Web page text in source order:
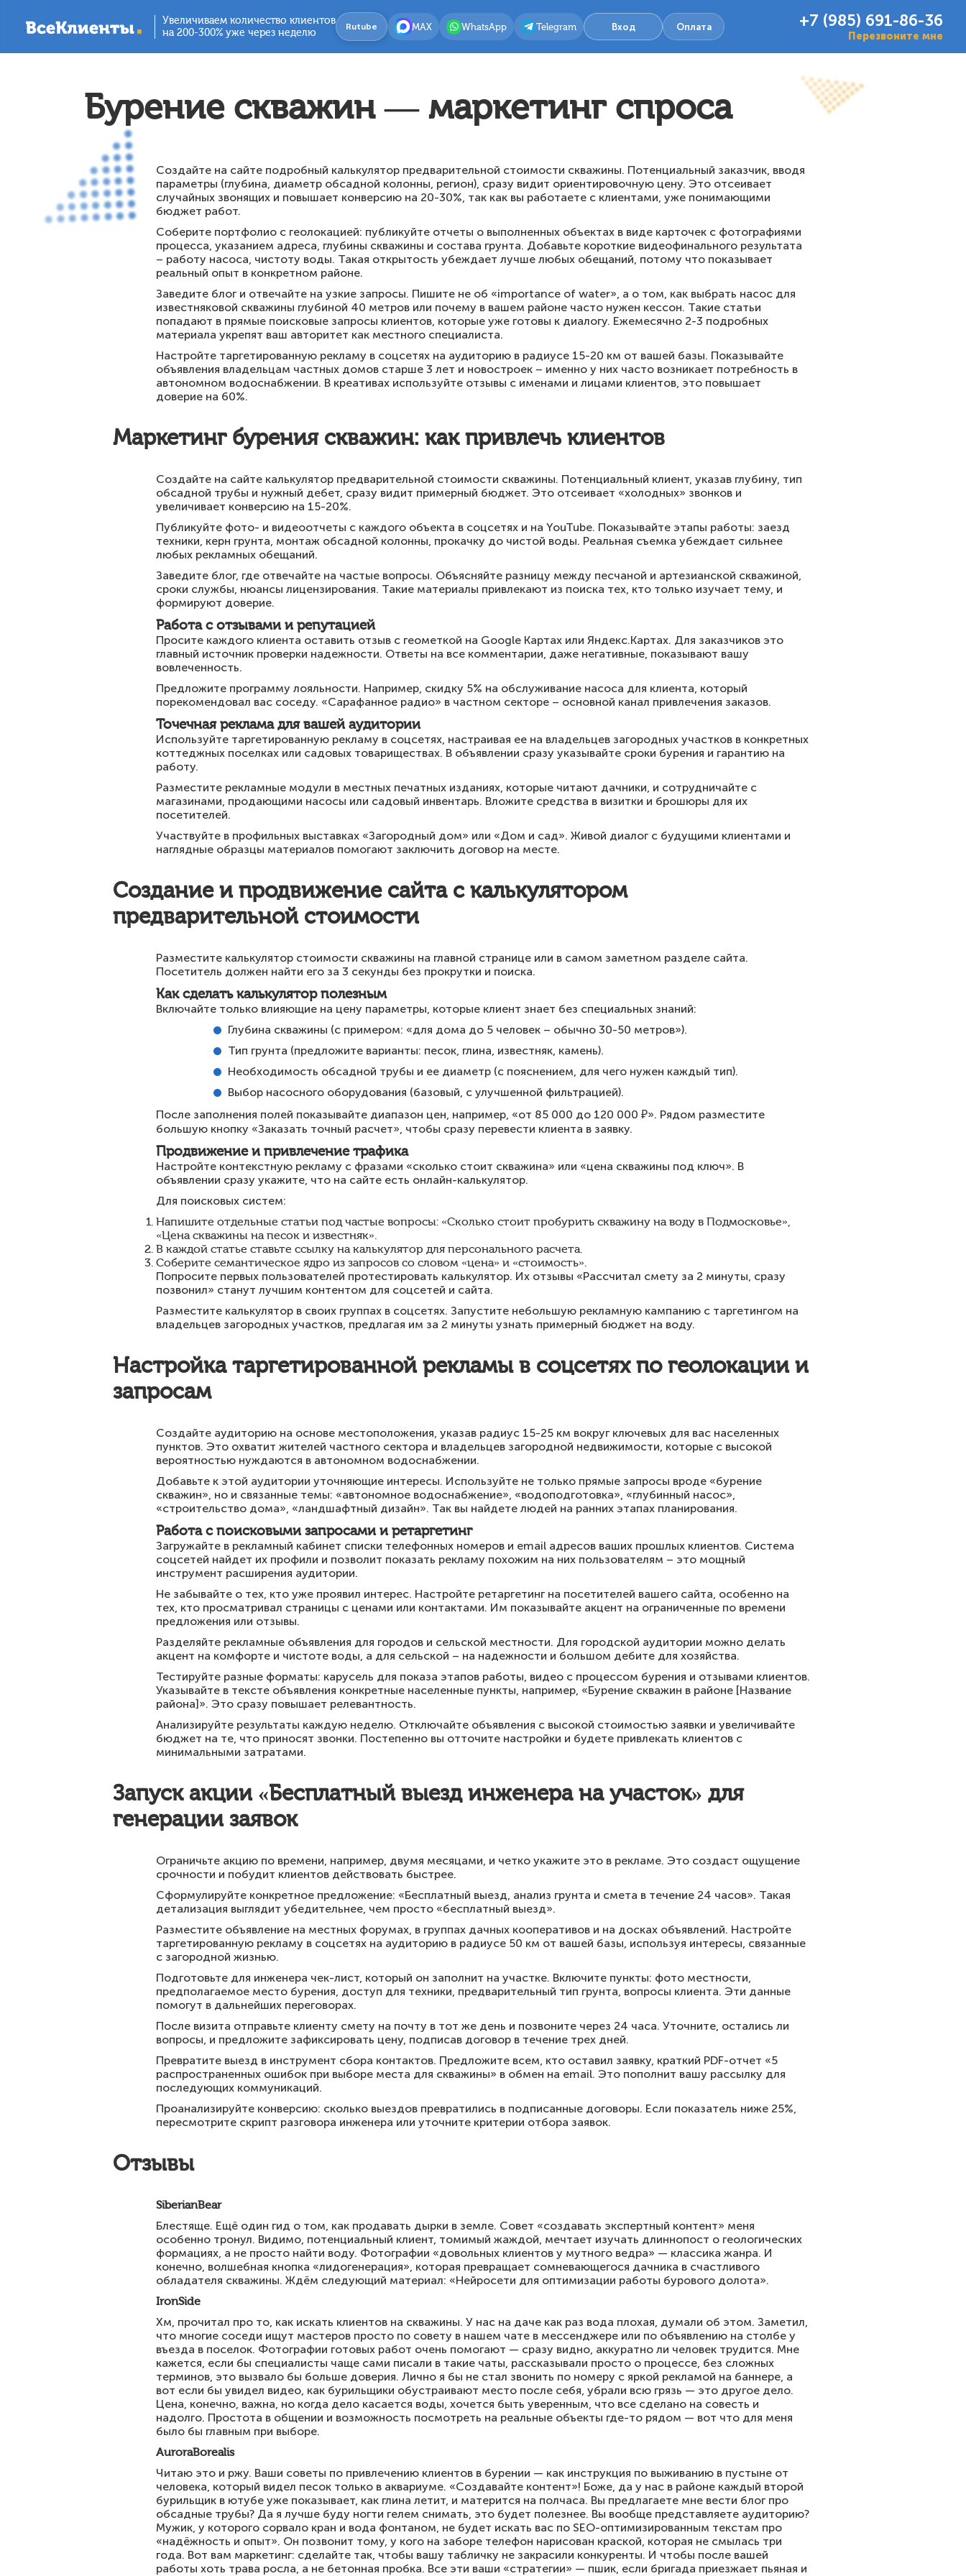
Увеличиваем количество клиентов
на 200-300% уже через неделю
+7 (985) 691-86-36
Перезвоните мне
Rutube MAX WhatsApp Telegram Вход Оплата
Бурение скважин — маркетинг спроса
Создайте на сайте подробный калькулятор предварительной стоимости скважины. Потенциальный заказчик, вводя
параметры (глубина, диаметр обсадной колонны, регион), сразу видит ориентировочную цену. Это отсеивает
случайных звонящих и повышает конверсию на 20-30%, так как вы работаете с клиентами, уже понимающими
бюджет работ.
Соберите портфолио с геолокацией: публикуйте отчеты о выполненных объектах в виде карточек с фотографиями
процесса, указанием адреса, глубины скважины и состава грунта. Добавьте короткие видеофинального результата
– работу насоса, чистоту воды. Такая открытость убеждает лучше любых обещаний, потому что показывает
реальный опыт в конкретном районе.
Заведите блог и отвечайте на узкие запросы. Пишите не об «importance of water», а о том, как выбрать насос для
известняковой скважины глубиной 40 метров или почему в вашем районе часто нужен кессон. Такие статьи
попадают в прямые поисковые запросы клиентов, которые уже готовы к диалогу. Ежемесячно 2-3 подробных
материала укрепят ваш авторитет как местного специалиста.
Настройте таргетированную рекламу в соцсетях на аудиторию в радиусе 15-20 км от вашей базы. Показывайте
объявления владельцам частных домов старше 3 лет и новостроек – именно у них часто возникает потребность в
автономном водоснабжении. В креативах используйте отзывы с именами и лицами клиентов, это повышает
доверие на 60%.
Маркетинг бурения скважин: как привлечь клиентов
Создайте на сайте калькулятор предварительной стоимости скважины. Потенциальный клиент, указав глубину, тип
обсадной трубы и нужный дебет, сразу видит примерный бюджет. Это отсеивает «холодных» звонков и
увеличивает конверсию на 15-20%.
Публикуйте фото- и видеоотчеты с каждого объекта в соцсетях и на YouTube. Показывайте этапы работы: заезд
техники, керн грунта, монтаж обсадной колонны, прокачку до чистой воды. Реальная съемка убеждает сильнее
любых рекламных обещаний.
Заведите блог, где отвечайте на частые вопросы. Объясняйте разницу между песчаной и артезианской скважиной,
сроки службы, нюансы лицензирования. Такие материалы привлекают из поиска тех, кто только изучает тему, и
формируют доверие.
Работа с отзывами и репутацией
Просите каждого клиента оставить отзыв с геометкой на Google Картах или Яндекс.Картах. Для заказчиков это
главный источник проверки надежности. Ответы на все комментарии, даже негативные, показывают вашу
вовлеченность.
Предложите программу лояльности. Например, скидку 5% на обслуживание насоса для клиента, который
порекомендовал вас соседу. «Сарафанное радио» в частном секторе – основной канал привлечения заказов.
Точечная реклама для вашей аудитории
Используйте таргетированную рекламу в соцсетях, настраивая ее на владельцев загородных участков в конкретных
коттеджных поселках или садовых товариществах. В объявлении сразу указывайте сроки бурения и гарантию на
работу.
Разместите рекламные модули в местных печатных изданиях, которые читают дачники, и сотрудничайте с
магазинами, продающими насосы или садовый инвентарь. Вложите средства в визитки и брошюры для их
посетителей.
Участвуйте в профильных выставках «Загородный дом» или «Дом и сад». Живой диалог с будущими клиентами и
наглядные образцы материалов помогают заключить договор на месте.
Создание и продвижение сайта с калькулятором
предварительной стоимости
Разместите калькулятор стоимости скважины на главной странице или в самом заметном разделе сайта.
Посетитель должен найти его за 3 секунды без прокрутки и поиска.
Как сделать калькулятор полезным
Включайте только влияющие на цену параметры, которые клиент знает без специальных знаний:
Глубина скважины (с примером: «для дома до 5 человек – обычно 30-50 метров»).
Тип грунта (предложите варианты: песок, глина, известняк, камень).
Необходимость обсадной трубы и ее диаметр (с пояснением, для чего нужен каждый тип).
Выбор насосного оборудования (базовый, с улучшенной фильтрацией).
После заполнения полей показывайте диапазон цен, например, «от 85 000 до 120 000 ₽». Рядом разместите
большую кнопку «Заказать точный расчет», чтобы сразу перевести клиента в заявку.
Продвижение и привлечение трафика
Настройте контекстную рекламу с фразами «сколько стоит скважина» или «цена скважины под ключ». В
объявлении сразу укажите, что на сайте есть онлайн-калькулятор.
Для поисковых систем:
Напишите отдельные статьи под частые вопросы: «Сколько стоит пробурить скважину на воду в Подмосковье»,
«Цена скважины на песок и известняк».
В каждой статье ставьте ссылку на калькулятор для персонального расчета.
Соберите семантическое ядро из запросов со словом «цена» и «стоимость».
Попросите первых пользователей протестировать калькулятор. Их отзывы «Рассчитал смету за 2 минуты, сразу
позвонил» станут лучшим контентом для соцсетей и сайта.
Разместите калькулятор в своих группах в соцсетях. Запустите небольшую рекламную кампанию с таргетингом на
владельцев загородных участков, предлагая им за 2 минуты узнать примерный бюджет на воду.
Настройка таргетированной рекламы в соцсетях по геолокации и
запросам
Создайте аудиторию на основе местоположения, указав радиус 15-25 км вокруг ключевых для вас населенных
пунктов. Это охватит жителей частного сектора и владельцев загородной недвижимости, которые с высокой
вероятностью нуждаются в автономном водоснабжении.
Добавьте к этой аудитории уточняющие интересы. Используйте не только прямые запросы вроде «бурение
скважин», но и связанные темы: «автономное водоснабжение», «водоподготовка», «глубинный насос»,
«строительство дома», «ландшафтный дизайн». Так вы найдете людей на ранних этапах планирования.
Работа с поисковыми запросами и ретаргетинг
Загружайте в рекламный кабинет списки телефонных номеров и email адресов ваших прошлых клиентов. Система
соцсетей найдет их профили и позволит показать рекламу похожим на них пользователям – это мощный
инструмент расширения аудитории.
Не забывайте о тех, кто уже проявил интерес. Настройте ретаргетинг на посетителей вашего сайта, особенно на
тех, кто просматривал страницы с ценами или контактами. Им показывайте акцент на ограниченные по времени
предложения или отзывы.
Разделяйте рекламные объявления для городов и сельской местности. Для городской аудитории можно делать
акцент на комфорте и чистоте воды, а для сельской – на надежности и большом дебите для хозяйства.
Тестируйте разные форматы: карусель для показа этапов работы, видео с процессом бурения и отзывами клиентов.
Указывайте в тексте объявления конкретные населенные пункты, например, «Бурение скважин в районе [Название
района]». Это сразу повышает релевантность.
Анализируйте результаты каждую неделю. Отключайте объявления с высокой стоимостью заявки и увеличивайте
бюджет на те, что приносят звонки. Постепенно вы отточите настройки и будете привлекать клиентов с
минимальными затратами.
Запуск акции «Бесплатный выезд инженера на участок» для
генерации заявок
Ограничьте акцию по времени, например, двумя месяцами, и четко укажите это в рекламе. Это создаст ощущение
срочности и побудит клиентов действовать быстрее.
Сформулируйте конкретное предложение: «Бесплатный выезд, анализ грунта и смета в течение 24 часов». Такая
детализация выглядит убедительнее, чем просто «бесплатный выезд».
Разместите объявление на местных форумах, в группах дачных кооперативов и на досках объявлений. Настройте
таргетированную рекламу в соцсетях на аудиторию в радиусе 50 км от вашей базы, используя интересы, связанные
с загородной жизнью.
Подготовьте для инженера чек-лист, который он заполнит на участке. Включите пункты: фото местности,
предполагаемое место бурения, доступ для техники, предварительный тип грунта, вопросы клиента. Эти данные
помогут в дальнейших переговорах.
После визита отправьте клиенту смету на почту в тот же день и позвоните через 24 часа. Уточните, остались ли
вопросы, и предложите зафиксировать цену, подписав договор в течение трех дней.
Превратите выезд в инструмент сбора контактов. Предложите всем, кто оставил заявку, краткий PDF-отчет «5
распространенных ошибок при выборе места для скважины» в обмен на email. Это пополнит вашу рассылку для
последующих коммуникаций.
Проанализируйте конверсию: сколько выездов превратились в подписанные договоры. Если показатель ниже 25%,
пересмотрите скрипт разговора инженера или уточните критерии отбора заявок.
Отзывы
SiberianBear
Блестяще. Ещё один гид о том, как продавать дырки в земле. Совет «создавать экспертный контент» меня
особенно тронул. Видимо, потенциальный клиент, томимый жаждой, мечтает изучать длиннопост о геологических
формациях, а не просто найти воду. Фотографии «довольных клиентов у мутного ведра» — классика жанра. И
конечно, волшебная кнопка «лидогенерация», которая превращает сомневающегося дачника в счастливого
обладателя скважины. Ждём следующий материал: «Нейросети для оптимизации работы бурового долота».
IronSide
Хм, прочитал про то, как искать клиентов на скважины. У нас на даче как раз вода плохая, думали об этом. Заметил,
что многие соседи ищут мастеров просто по совету в нашем чате в мессенджере или по объявлению на столбе у
въезда в поселок. Фотографии готовых работ очень помогают — сразу видно, аккуратно ли человек трудится. Мне
кажется, если бы специалисты чаще сами писали в такие чаты, рассказывали просто о процессе, без сложных
терминов, это вызвало бы больше доверия. Лично я бы не стал звонить по номеру с яркой рекламой на баннере, а
вот если бы увидел видео, как бурильщики обустраивают место после себя, убрали всю грязь — это другое дело.
Цена, конечно, важна, но когда дело касается воды, хочется быть уверенным, что все сделано на совесть и
надолго. Простота в общении и возможность посмотреть на реальные объекты где-то рядом — вот что для меня
было бы главным при выборе.
AuroraBorealis
Читаю это и ржу. Ваши советы по привлечению клиентов в бурении — как инструкция по выживанию в пустыне от
человека, который видел песок только в аквариуме. «Создавайте контент»! Боже, да у нас в районе каждый второй
бурильщик в ютубе уже показывает, как глина летит, и матерится на полчаса. Вы предлагаете мне вести блог про
обсадные трубы? Да я лучше буду ногти гелем снимать, это будет полезнее. Вы вообще представляете аудиторию?
Мужик, у которого сорвало кран и вода фонтаном, не будет искать вас по SEO-оптимизированным текстам про
«надёжность и опыт». Он позвонит тому, у кого на заборе телефон нарисован краской, которая не смылась три
года. Вот вам маркетинг: сделайте так, чтобы вашу табличку не закрасили конкуренты. И чтобы после вашей
работы хоть трава росла, а не бетонная пробка. Все эти ваши «стратегии» — пшик, если бригада приезжает пьяная и